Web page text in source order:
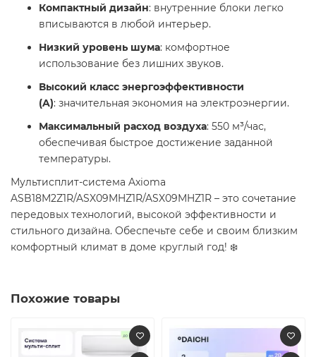
Компактный дизайн: внутренние блоки легко
вписываются в любой интерьер.​
Низкий уровень шума: комфортное
использование без лишних звуков.​
Высокий класс энергоэффективности
(A): значительная экономия на электроэнергии.​
Максимальный расход воздуха: 550 м³/час,
обеспечивая быстрое достижение заданной
температуры.​
Мультисплит-система Axioma
ASB18M2Z1R/ASX09MHZ1R/ASX09MHZ1R – это сочетание
передовых технологий, высокой эффективности и
стильного дизайна. Обеспечьте себе и своим близким
комфортный климат в доме круглый год! ❄️​
Похожие товары